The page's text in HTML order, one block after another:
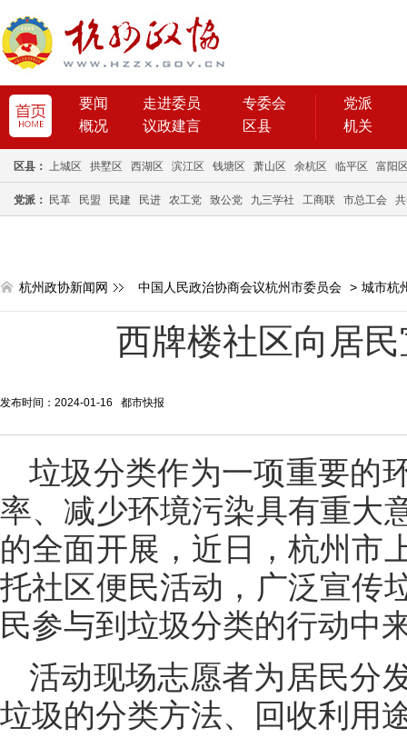
要闻 走进委员
专委会
概况
议政建言 区县
党派
机关
区县： 上城区 拱墅区 西湖区 滨江区 钱塘区 萧山区 余杭区 临平区 富阳
党派： 民革 民盟 民建 民进 农工党 致公党 九三学社 工商联 市总工会
杭州政协新闻网 中国人民政治协商会议杭州市委员会 > 城市杭
西牌楼社区向居
发布时间：2024-01-16 都市快报
垃圾分类作为一项重要的
率、减少环境污染具有重大
的全面开展，近日，杭州市
托社区便民活动，广泛宣传
民参与到垃圾分类的行动中
活动现场志愿者为居民分
垃圾的分类方法、回收利用